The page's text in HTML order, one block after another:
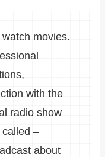
movies.
with the
radio show
–
about